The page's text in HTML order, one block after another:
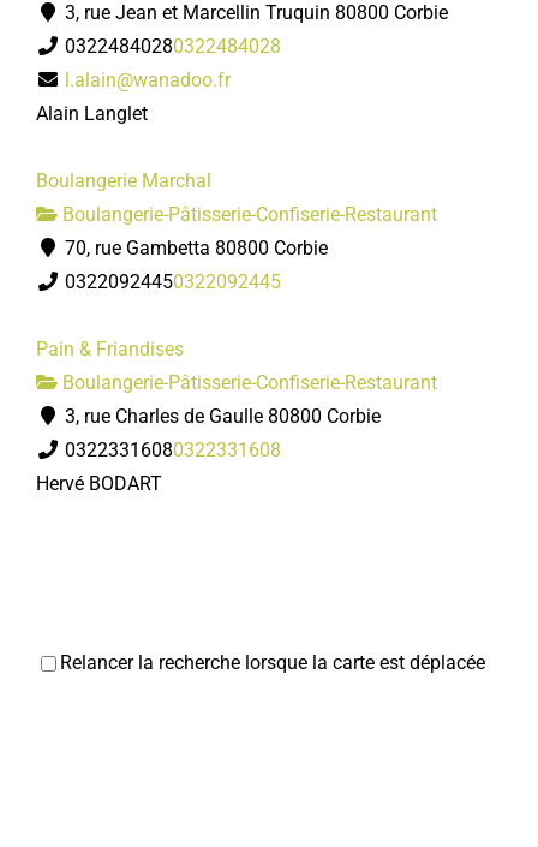
3, rue Jean et Marcellin Truquin 80800 Corbie
03224840280322484028
l.alain@wanadoo.fr
Alain Langlet
Boulangerie Marchal
Boulangerie-Pâtisserie-Confiserie-Restaurant
70, rue Gambetta 80800 Corbie
03220924450322092445
Pain & Friandises
Boulangerie-Pâtisserie-Confiserie-Restaurant
3, rue Charles de Gaulle 80800 Corbie
03223316080322331608
Hervé BODART
Relancer la recherche lorsque la carte est déplacée